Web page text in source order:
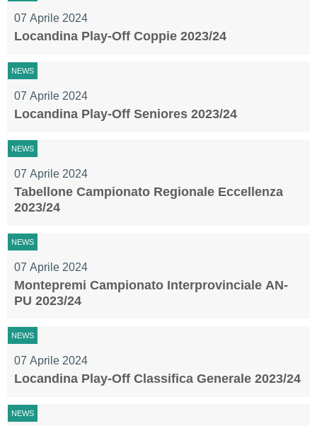
07 Aprile 2024
Locandina Play-Off Coppie 2023/24
07 Aprile 2024
NEWS
Locandina Play-Off Seniores 2023/24
07 Aprile 2024
NEWS
Tabellone Campionato Regionale Eccellenza
2023/24
07 Aprile 2024
NEWS
Montepremi Campionato Interprovinciale AN-
PU 2023/24
07 Aprile 2024
NEWS
Locandina Play-Off Classifica Generale 2023/24
NEWS